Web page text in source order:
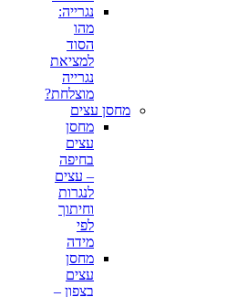
נגרייה:
מהו
הסוד
למציאת
נגרייה
מוצלחת?
מחסן עצים
מחסן
עצים
בחיפה
– עצים
לנגרות
וחיתוך
לפי
מידה
מחסן
עצים
בצפון –